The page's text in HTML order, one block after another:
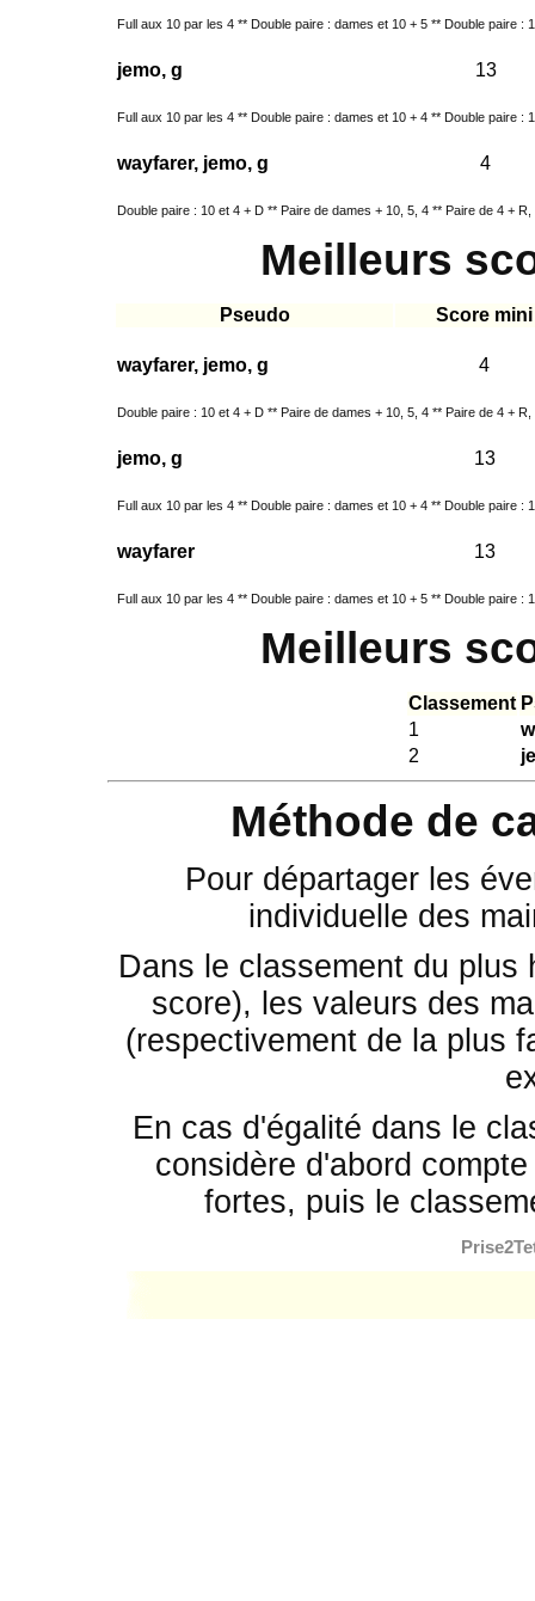
Full aux 10 par les 4 ** Double paire : dames et 10 + 5 ** Double paire :
jemo, g 13
Full aux 10 par les 4 ** Double paire : dames et 10 + 4 ** Double paire :
wayfarer, jemo, g 4
Double paire : 10 et 4 + D ** Paire de dames + 10, 5, 4 ** Paire de 4 +
Meilleurs
Pseudo Score mini
wayfarer, jemo, g 4
Double paire : 10 et 4 + D ** Paire de dames + 10, 5, 4 ** Paire de 4 +
jemo, g 13
Full aux 10 par les 4 ** Double paire : dames et 10 + 4 ** Double paire :
wayfarer 13
Full aux 10 par les 4 ** Double paire : dames et 10 + 5 ** Double paire :
Meilleurs
Classement
1
2
Méthode de
Pour départager les
individuelle des
Dans le classement du
score), les valeurs des
(respectivement de la plus
En cas d'égalité dans le
considère d'abord
fortes, puis le